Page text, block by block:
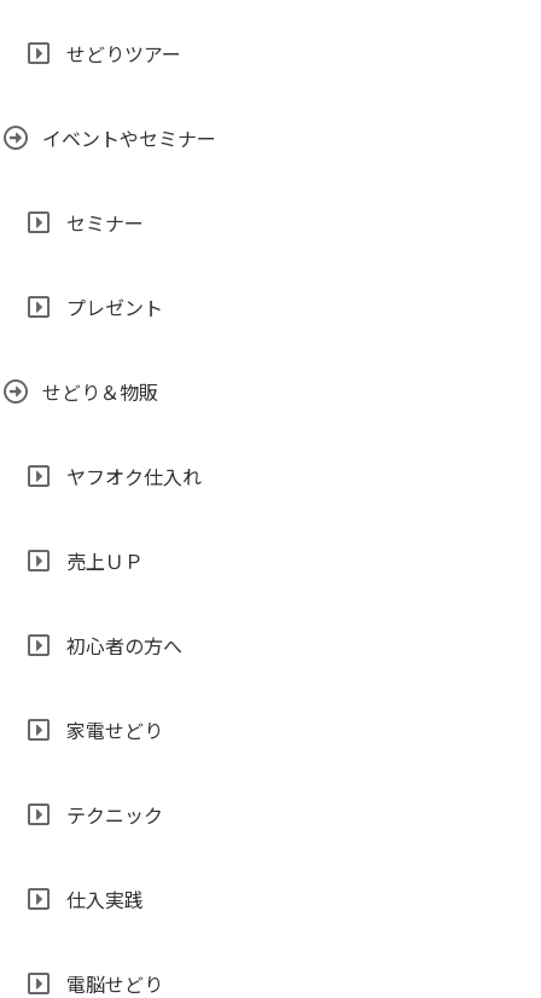
せどりツアー
イベントやセミナー
セミナー
プレゼント
せどり＆物販
ヤフオク仕入れ
売上ＵＰ
初心者の方へ
家電せどり
テクニック
仕入実践
電脳せどり